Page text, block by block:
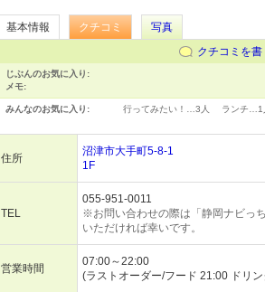
基本情報 クチコミ
写真
クチコミを書
じぶんのお気に入り:
メモ:
みんなのお気に入り: 行ってみたい！… 3人 ランチ… 1
住所
沼津市大手町5-8-1
1F
TEL
055-951-0011
※お問い合わせの際は「静岡ナビっ
いただければ幸いです。
営業時間
07:00～22:00
(ラストオーダー/フード 21:00 ドリ